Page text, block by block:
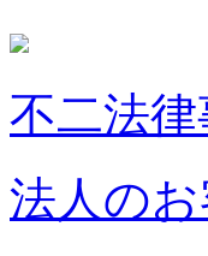
不二法
法人のお